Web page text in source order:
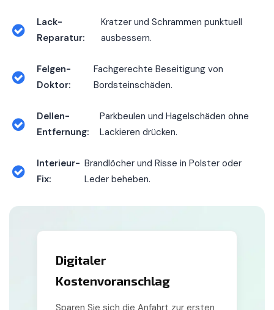
Lack-
Reparatur:
Kratzer und Schrammen punktuell
ausbessern.
Felgen-
Doktor:
Fachgerechte Beseitigung von
Bordsteinschäden.
Dellen-
Entfernung:
Parkbeulen und Hagelschäden ohne
Lackieren drücken.
Interieur-
Fix:
Brandlöcher und Risse in Polster oder
Leder beheben.
Digitaler
Kostenvoranschlag